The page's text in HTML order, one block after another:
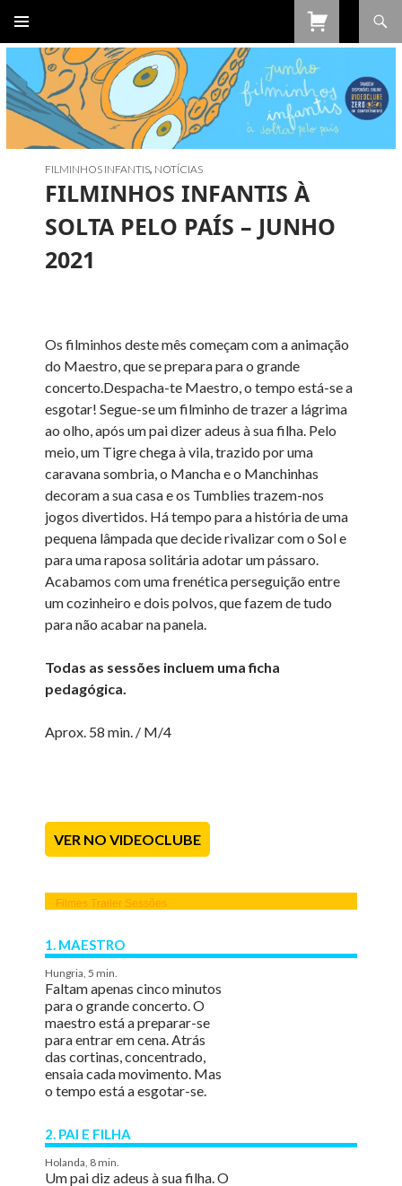
PARA
O
CONTEÚDO
FILMINHOS INFANTIS, NOTÍCIAS
FILMINHOS INFANTIS À
SOLTA PELO PAÍS – JUNHO
2021
Os filminhos deste mês começam com a animação
do Maestro, que se prepara para o grande
concerto.Despacha-te Maestro, o tempo está-se a
esgotar! Segue-se um filminho de trazer a lágrima
ao olho, após um pai dizer adeus à sua filha. Pelo
meio, um Tigre chega à vila, trazido por uma
caravana sombria, o Mancha e o Manchinhas
decoram a sua casa e os Tumblies trazem-nos
jogos divertidos. Há tempo para a história de uma
pequena lâmpada que decide rivalizar com o Sol e
para uma raposa solitária adotar um pássaro.
Acabamos com uma frenética perseguição entre
um cozinheiro e dois polvos, que fazem de tudo
para não acabar na panela.
Todas as sessões incluem uma ficha
pedagógica.
Aprox. 58 min. / M/4
VER NO VIDEOCLUBE
Filmes Trailer Sessões
1. MAESTRO
Hungria, 5 min.
Faltam apenas cinco minutos
para o grande concerto. O
maestro está a preparar-se
para entrar em cena. Atrás
das cortinas, concentrado,
ensaia cada movimento. Mas
o tempo está a esgotar-se.
2. PAI E FILHA
Holanda, 8 min.
Um pai diz adeus à sua filha. O